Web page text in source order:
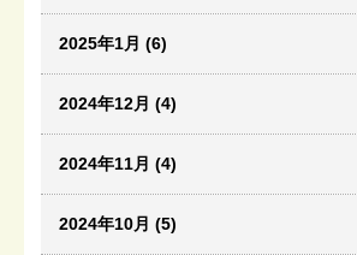
2025年1月 (6)
2024年12月 (4)
2024年11月 (4)
2024年10月 (5)